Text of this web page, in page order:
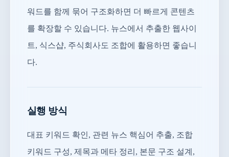
워드를 함께 묶어 구조화하면 더 빠르게 콘텐츠
를 확장할 수 있습니다. 뉴스에서 추출한 웹사이
트, 식스샵, 주식회사도 조합에 활용하면 좋습니
다.
실행 방식
대표 키워드 확인, 관련 뉴스 핵심어 추출, 조합
키워드 구성, 제목과 메타 정리, 본문 구조 설계,